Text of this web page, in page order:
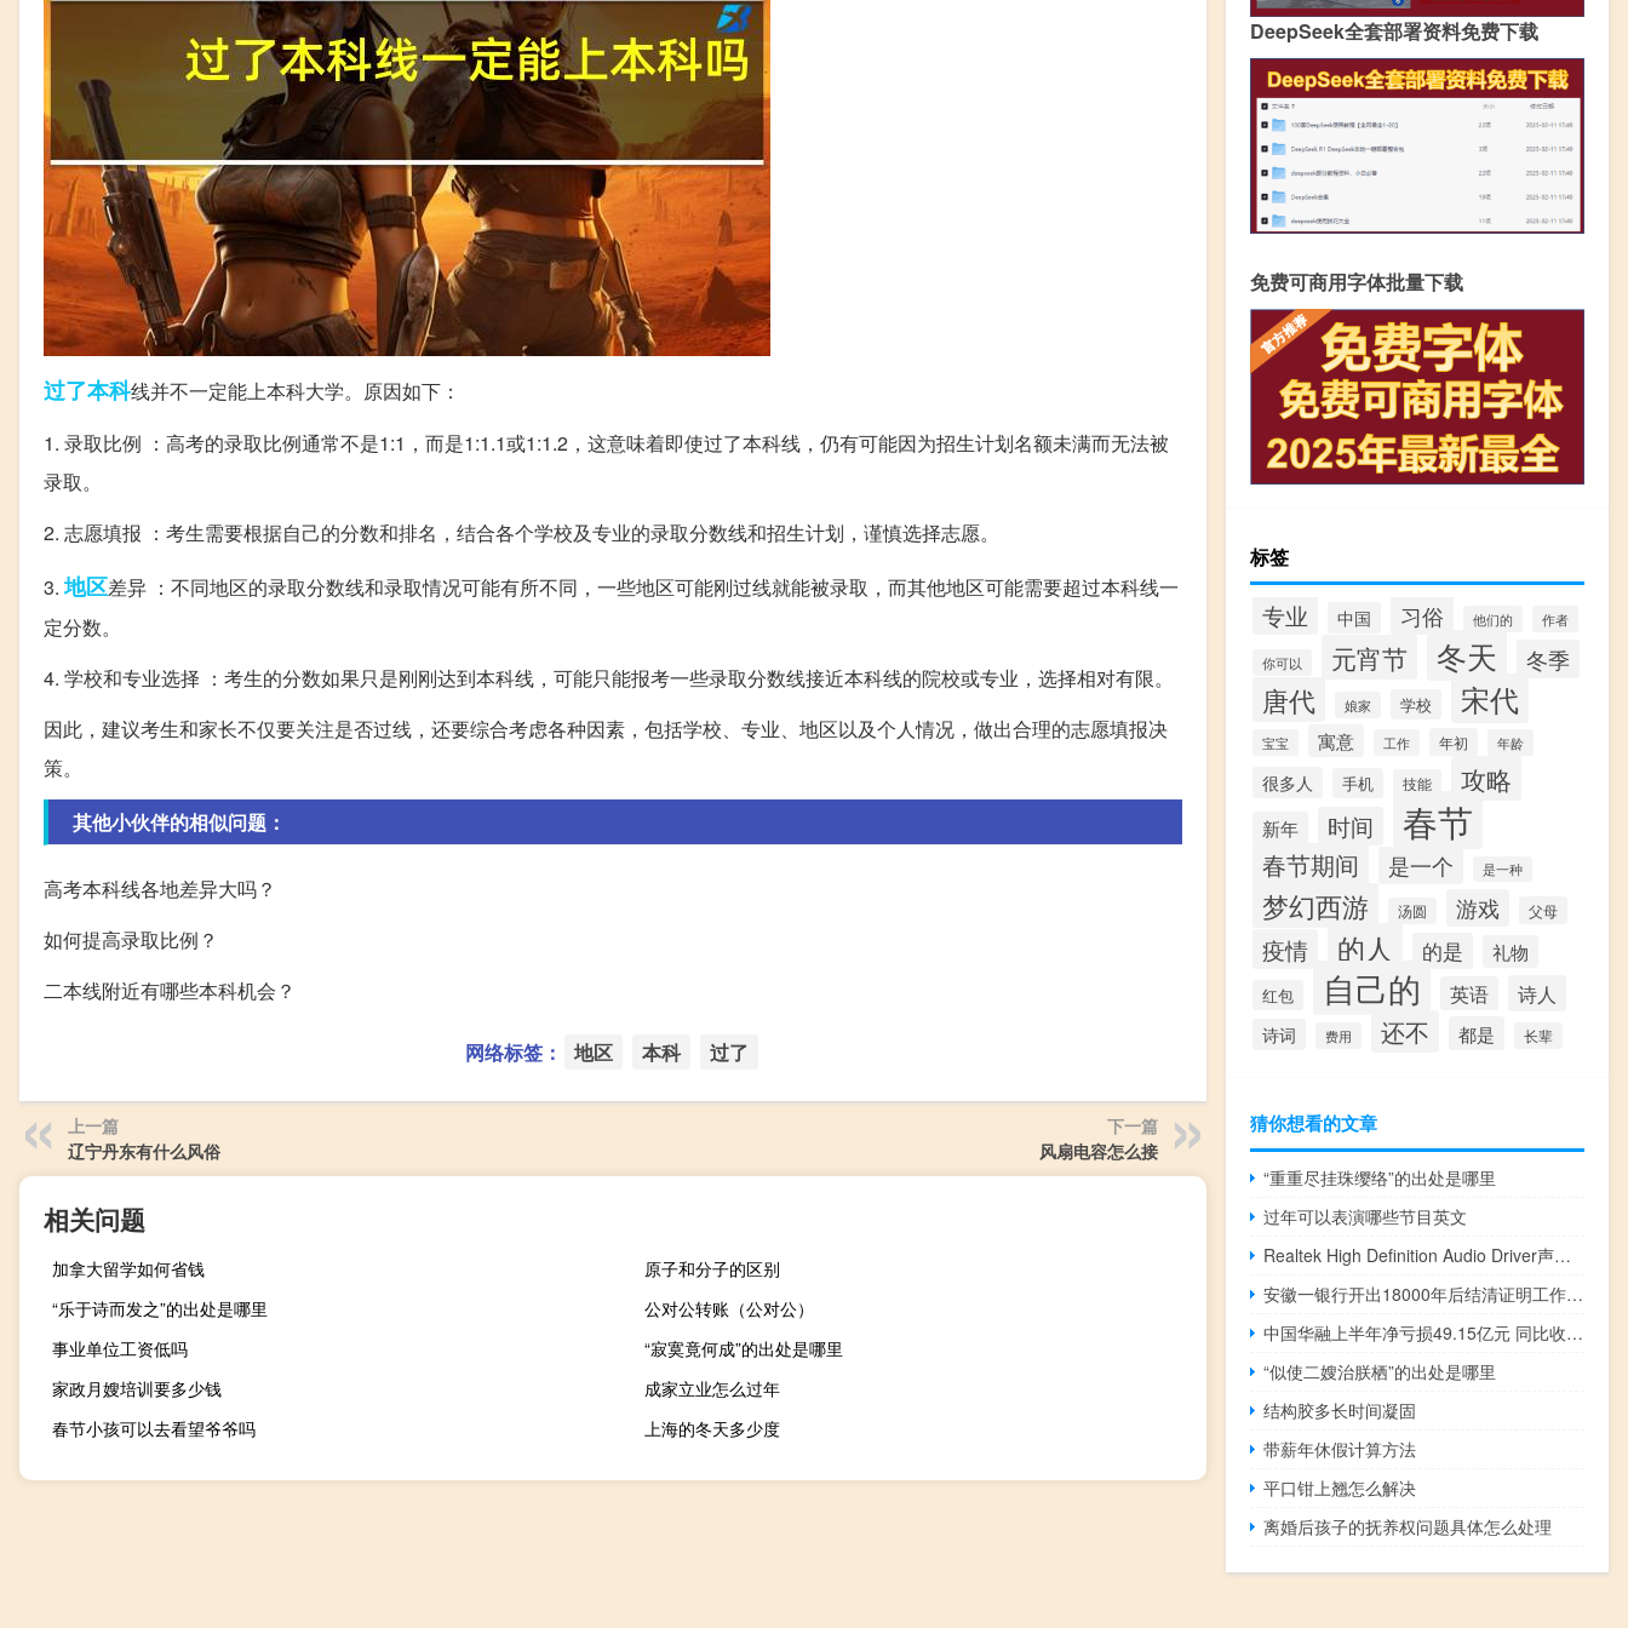
过了本科线并不一定能上本科大学。原因如下：
1. 录取比例 ：高考的录取比例通常不是1:1，而是1:1.1或1:1.2，这意味着即使过了本科线，仍有可能因为招生计划名额未满而无法被
录取。
2. 志愿填报 ：考生需要根据自己的分数和排名，结合各个学校及专业的录取分数线和招生计划，谨慎选择志愿。
3.地区差异 ：不同地区的录取分数线和录取情况可能有所不同，一些地区可能刚过线就能被录取，而其他地区可能需要超过本科线一
定分数。
4. 学校和专业选择 ：考生的分数如果只是刚刚达到本科线，可能只能报考一些录取分数线接近本科线的院校或专业，选择相对有限。
因此，建议考生和家长不仅要关注是否过线，还要综合考虑各种因素，包括学校、专业、地区以及个人情况，做出合理的志愿填报决
策。
其他小伙伴的相似问题：
高考本科线各地差异大吗？
如何提高录取比例？
二本线附近有哪些本科机会？
网络标签： 地区 本科 过了
上一篇
辽宁丹东有什么风俗
下一篇
风扇电容怎么接
相关问题
加拿大留学如何省钱
原子和分子的区别
“乐于诗而发之”的出处是哪里
公对公转账（公对公）
事业单位工资低吗
“寂寞竟何成”的出处是哪里
家政月嫂培训要多少钱
成家立业怎么过年
春节小孩可以去看望爷爷吗
上海的冬天多少度
DeepSeek全套部署资料免费下载
免费可商用字体批量下载
标签
专业 中国 习俗 他们的 作者
你可以 元宵节 冬天 冬季
唐代 娘家 学校 宋代
宝宝 寓意 工作 年初 年龄
很多人 手机 技能 攻略
新年 时间 春节
春节期间 是一个 是一种
梦幻西游 汤圆 游戏 父母
疫情 的人 的是 礼物
红包 自己的 英语 诗人
诗词 费用 还不 都是 长辈
猜你想看的文章
“重重尽挂珠缨络”的出处是哪里
过年可以表演哪些节目英文
Realtek High Definition Audio Driver声卡驱动XP V2.57 官方免费版（Realtek High Definition Audio Driver声卡驱动XP V2.57 官方免费版功能简介）
安徽一银行开出18000年后结清证明工作人员 到底什么情况嘞
中国华融上半年净亏损49.15亿元 同比收窄73.9%
“似使二嫂治朕栖”的出处是哪里
结构胶多长时间凝固
带薪年休假计算方法
平口钳上翘怎么解决
离婚后孩子的抚养权问题具体怎么处理